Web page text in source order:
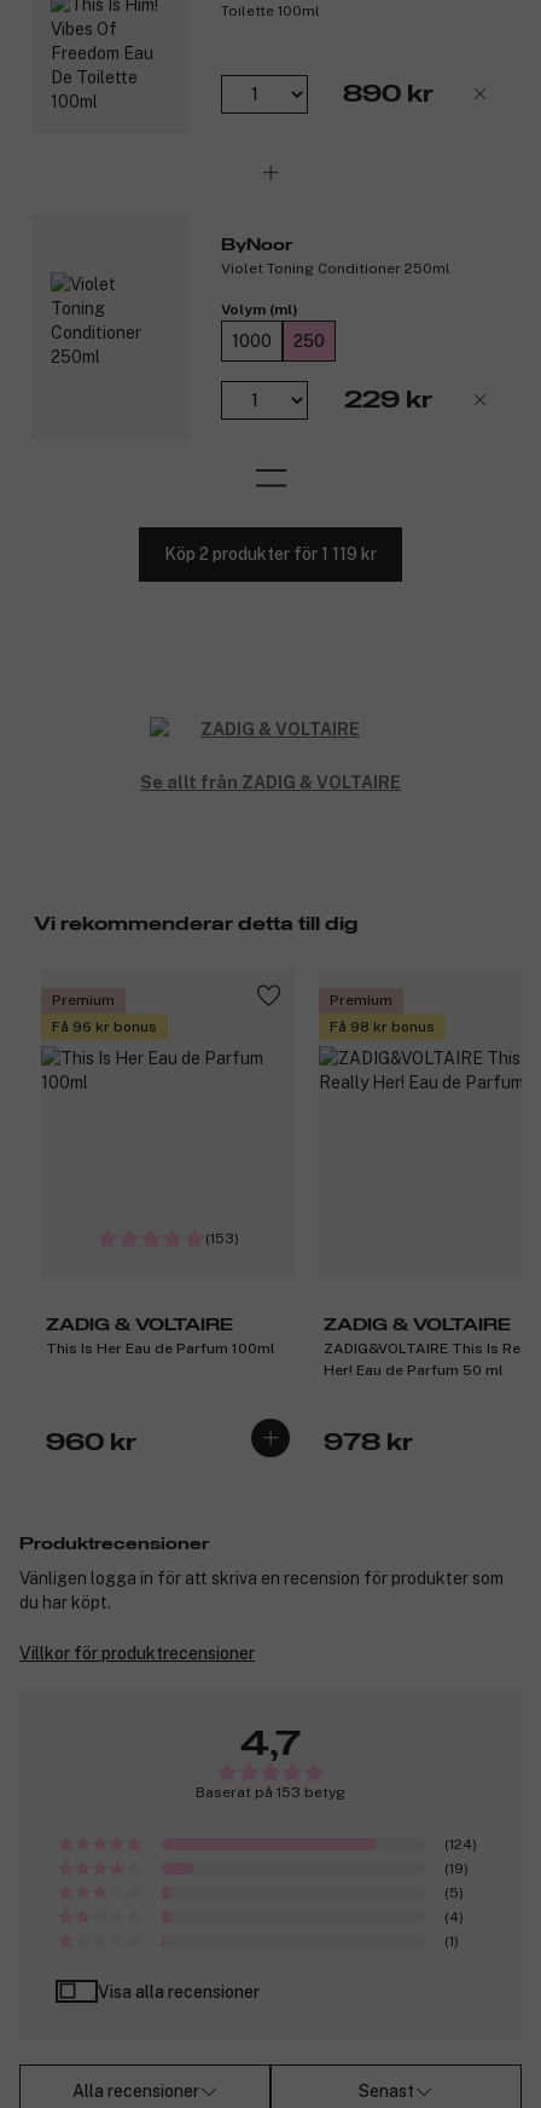
Toilette 100ml
890 kr
ByNoor
Violet Toning Conditioner 250ml
Volym (ml)
1000 250
229 kr
Köp 2 produkter för 1 119 kr
Se allt från ZADIG & VOLTAIRE
Vi rekommenderar detta till dig
Premium
Få 96 kr bonus
(153)
ZADIG & VOLTAIRE
This Is Her Eau de Parfum 100ml
960 kr
Premium
Få 98 kr bonus
ZADIG & VOLTAIRE
ZADIG&VOLTAIRE This Is
Her! Eau de Parfum 50 ml
978 kr
Produktrecensioner
Vänligen logga in för att skriva en recension för produkter som
du har köpt.
Villkor för produktrecensioner
4,7
Baserat på 153 betyg
(124)
(19)
(5)
(4)
(1)
Visa alla recensioner
Alla recensioner Senast